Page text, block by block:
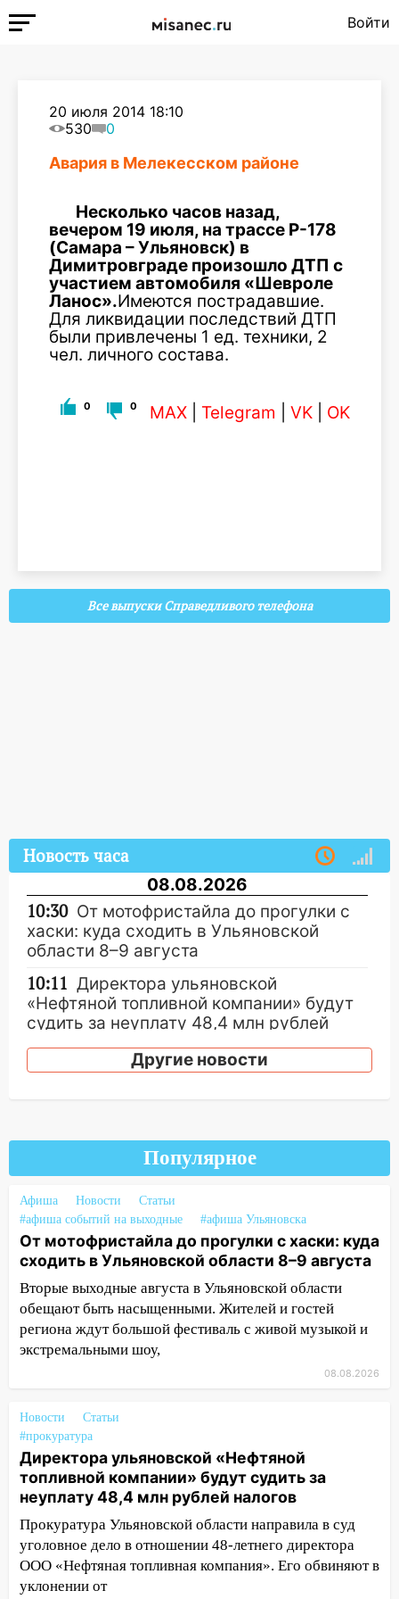
Войти
20 июля 2014 18:10
530
0
Авария в Мелекесском районе
Несколько часов назад,
вечером 19 июля, на трассе Р-178
(Самара – Ульяновск) в
Димитровграде произошло ДТП с
участием автомобиля «Шевроле
Ланос».Имеются пострадавшие.
Для ликвидации последствий ДТП
были привлечены 1 ед. техники, 2
чел. личного состава.
0 0 MAX Telegram VK OK
Все выпуски Справедливого телефона
Новость часа
08.08.2026
10:30 От мотофристайла до прогулки с
хаски: куда сходить в Ульяновской
области 8–9 августа
10:11 Директора ульяновской
«Нефтяной топливной компании» будут
судить за неуплату 48,4 млн рублей
налогов
09:28 Дети на дорогах: пострадали
Поджог со свечой, 16 сгоревших
07:50 Какая погоды будет днем 8
августа
06:45 Императорский мост в
Ульяновске останется закрытым до
утра 10 августа
05:18 Судьба готовит сюрприз: гороскоп
на 8 августа — кому повезет с
04:47 В Ульяновской области объявили
ракетную опасность: звучат сирены
07.08.2026
20:40
Ульяновские аграрии смогут
купить тракторы с отсрочкой платежа
до декабря
19:34 В следственном управлении
Другие новости
Популярное
Афиша Новости
Статьи
#афиша событий на выходные
#афиша Ульяновска
От мотофристайла до прогулки с хаски: куда
сходить в Ульяновской области 8–9 августа
Вторые выходные августа в Ульяновской области
обещают быть насыщенными. Жителей и гостей
региона ждут большой фестиваль с живой музыкой и
экстремальными шоу,
08.08.2026
Новости
Статьи
#прокуратура
Директора ульяновской «Нефтяной
топливной компании» будут судить за
неуплату 48,4 млн рублей налогов
Прокуратура Ульяновской области направила в суд
уголовное дело в отношении 48-летнего директора
ООО «Нефтяная топливная компания». Его обвиняют в
уклонении от